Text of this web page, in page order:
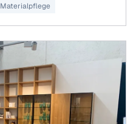
Materialpflege